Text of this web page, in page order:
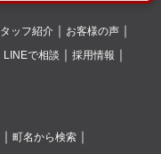
ッフ紹介
お客様の声
LINEで相談
採用情報
町名から検索